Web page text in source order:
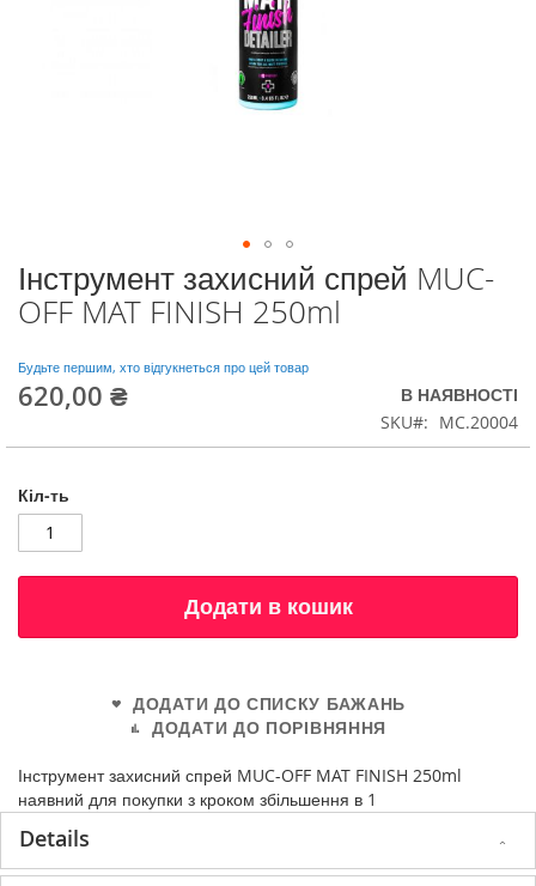
Перейти
до
початку
зображень
Інструмент захисний спрей MUC-
OFF MAT FINISH 250ml
Будьте першим, хто відгукнеться про цей товар
620,00 ₴
В НАЯВНОСТІ
SKU
MC.20004
Кіл-ть
Додати в кошик
ДОДАТИ ДО СПИСКУ БАЖАНЬ
ДОДАТИ ДО ПОРІВНЯННЯ
Інструмент захисний спрей MUC-OFF MAT FINISH 250ml
наявний для покупки з кроком збільшення в 1
Details